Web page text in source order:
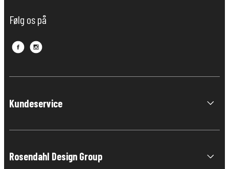
Følg os på
Kundeservice
Rosendahl Design Group